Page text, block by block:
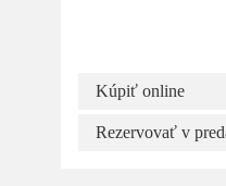
Kúpiť online
Rezervovať v